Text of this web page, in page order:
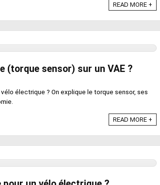
READ MORE +
(torque sensor) sur un VAE ?
électrique ? On explique le torque sensor, ses
READ MORE +
COURROIE TENWAYS QUI SIFFLE